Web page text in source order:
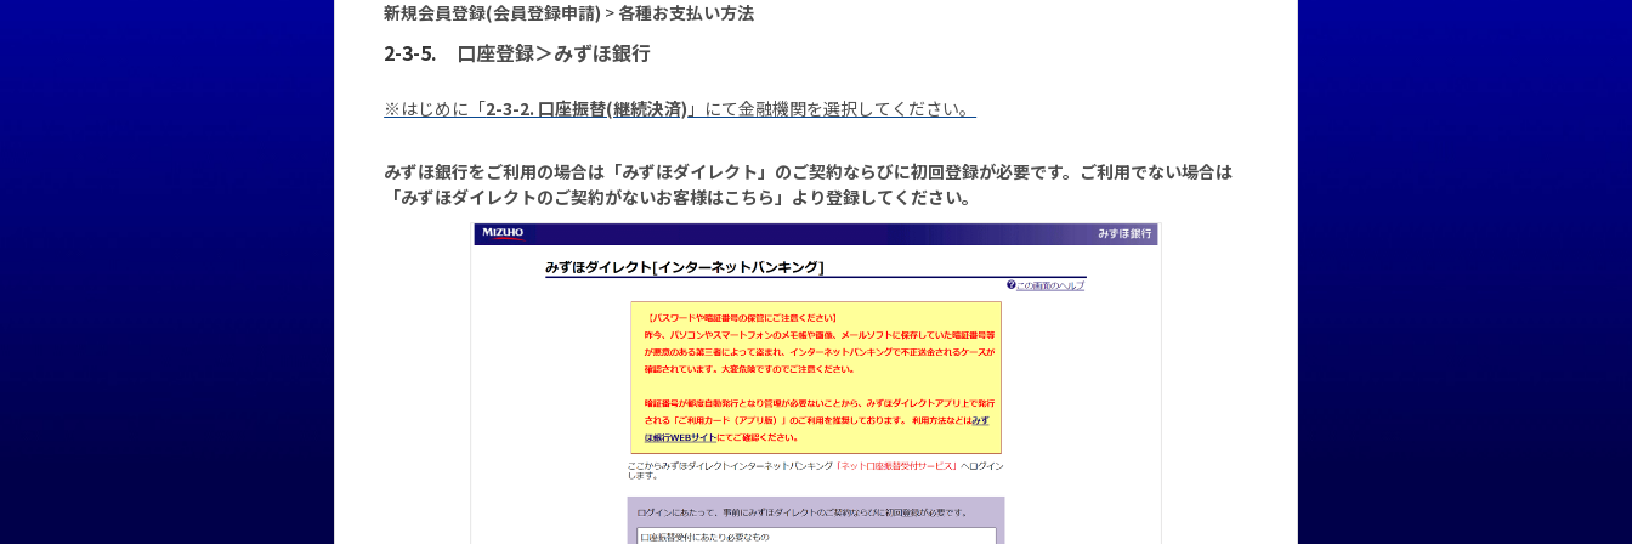
新規会員登録(会員登録申請) > 各種お支払い方法
口座登録＞みずほ銀行
※はじめに「2-3-2. 口座振替(継続決済) 」にて金融機関を選択してください。
みずほ銀行をご利用の場合は「みずほダイレクト」のご契約ならびに初回登録が必要です。ご利用でない場合は
「みずほダイレクトのご契約がないお客様はこちら」より登録してください。